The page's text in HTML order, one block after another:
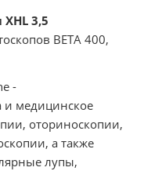
3,5
ВЕТА 400,
-
и медицинское
оториноскопии,
а также
лупы,